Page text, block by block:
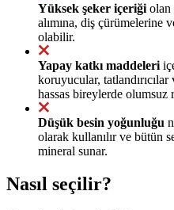
Yüksek şeker içeriği olan
alımına, diş çürümelerine
olabilir.
Yapay katkı maddeleri
koruyucular,
hassas bireylerde
Düşük besin yoğunluğu
olarak kullanılır ve bütün
mineral sunar.
Nasıl seçilir?